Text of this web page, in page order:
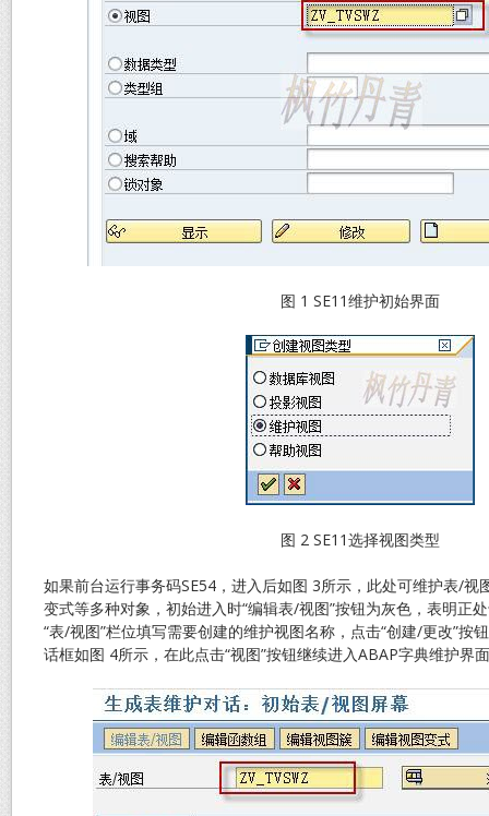
图 1 SE11维护初始界面
图 2 SE11选择视图类型
如果前台运行事务码SE54，进入后如图 3所示，此处可维护表/视
变式等多种对象，初始进入时“编辑表/视图”按钮为灰色，表明正
“表/视图”栏位填写需要创建的维护视图名称，点击“创建/更改”按
话框如图 4所示，在此点击“视图”按钮继续进入ABAP字典维护界